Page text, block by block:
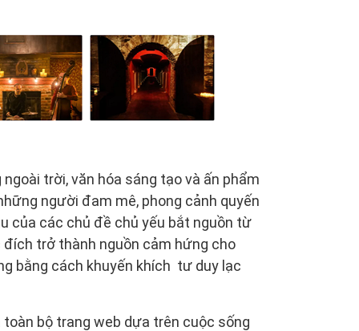
trời, văn hóa sáng tạo và ấn phẩm
người đam mê, phong cảnh quyến
của các chủ đề chủ yếu bắt nguồn từ
trở thành nguồn cảm hứng cho
bằng cách khuyến khích tư duy lạc
bộ trang web dựa trên cuộc sống